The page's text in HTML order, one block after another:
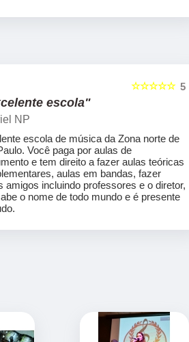
5
☆☆☆☆☆
escola"
NP
escola de música da Zona norte de
Você paga por aulas de
e tem direito a fazer aulas teóricas
aulas em bandas, fazer
amigos incluindo professores e o diretor,
o nome de todo mundo e é presente